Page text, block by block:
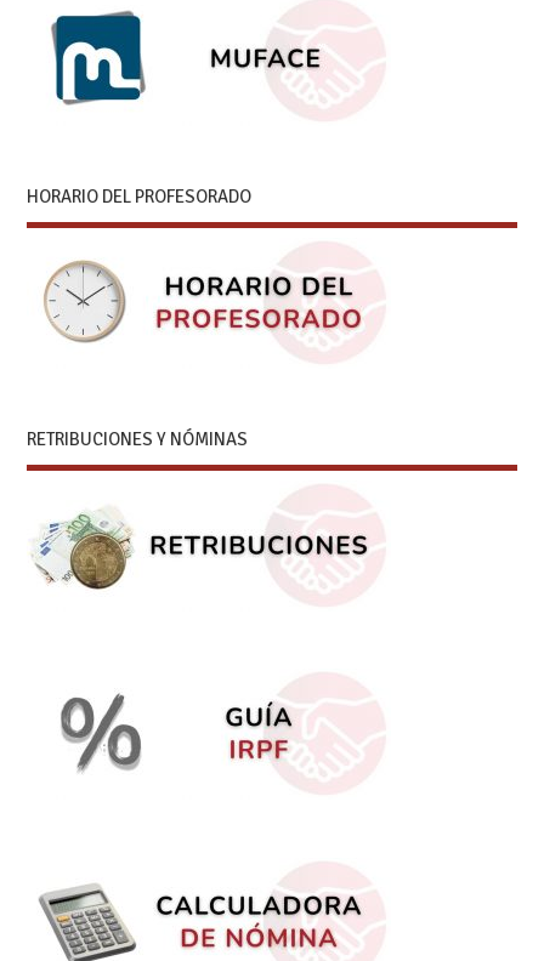
HORARIO DEL PROFESORADO
RETRIBUCIONES Y NÓMINAS